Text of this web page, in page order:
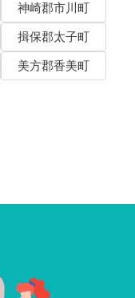
神崎郡市川町
揖保郡太子町
美方郡香美町